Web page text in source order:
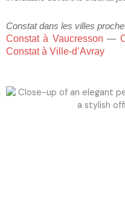
Constat dans les villes
Constat à Vaucresson —
Constat à Ville-d’Avray